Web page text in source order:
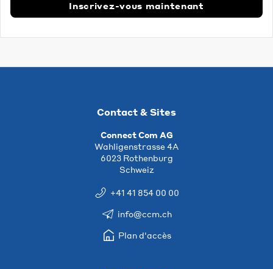
Inscrivez-vous maintenant
Contact & Sites
Connect Com AG
Wahligenstrasse 4A
6023 Rothenburg
Schweiz
+41 41 854 00 00
info@ccm.ch
Plan d'accès